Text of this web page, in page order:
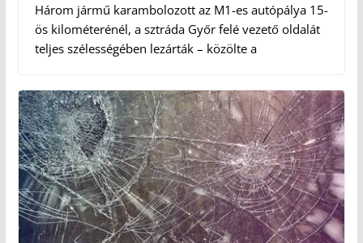
Három jármű karambolozott az M1-es autópálya 15-
ös kilométerénél, a sztráda Győr felé vezető oldalát
teljes szélességében lezárták – közölte a